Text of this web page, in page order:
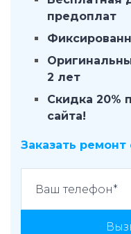
предоплат
2 лет
Скидка 20%
сайта!
Заказать ремонт